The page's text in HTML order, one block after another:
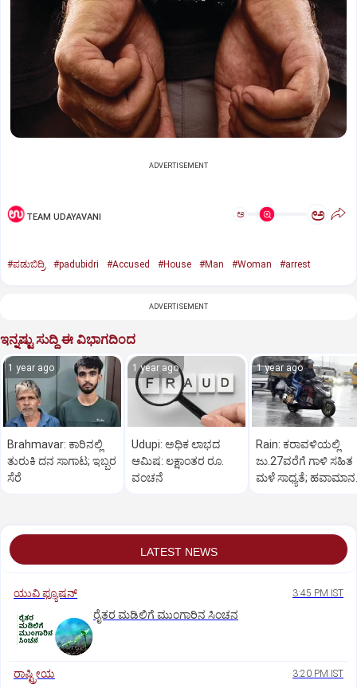
ADVERTISEMENT
TEAM UDAYAVANI ಅ ಅ
#ಪಡುಬಿದ್ರಿ #padubidri #Accused #House #Man #Woman #arrest
ADVERTISEMENT
ಇನ್ನಷ್ಟು ಸುದ್ದಿ ಈ ವಿಭಾಗದಿಂದ
1 year ago
Brahmavar: ಕಾರಿನಲ್ಲಿ
ತುರುಕಿ ದನ ಸಾಗಾಟ; ಇಬ್ಬರ
ಸೆರೆ
1 year ago
Udupi: ಅಧಿಕ ಲಾಭದ
ಆಮಿಷ: ಲಕ್ಷಾಂತರ ರೂ.
ವಂಚನೆ
1 year ago
Rain: ಕರಾವಳಿಯಲ್ಲಿ
ಜು.27ವರೆಗೆ ಗಾಳಿ ಸಹಿತ
ಮಳೆ ಸಾಧ್ಯತೆ; ಹವಾಮಾನ
LATEST NEWS
ಯುವಿ ಫ್ಯೂಷನ್ 3:45 PM IST
ರೈತರ ಮಡಿಲಿಗೆ ಮುಂಗಾರಿನ ಸಿಂಚನ
ರಾಷ್ಟ್ರೀಯ 3:20 PM IST